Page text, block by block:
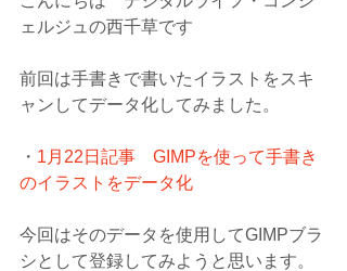
ェルジュの西千草です
前回は手書きで書いたイラストをスキ
ャンしてデータ化してみました。
・ 1月22日記事　GIMPを使って手書き
のイラストをデータ化
今回はそのデータを使用してGIMPブラ
シとして登録してみようと思います。